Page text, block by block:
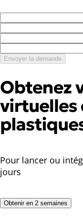
Envoyer la demande
Obtenez
virtuelles
Pour lancer ou
jours
Obtenir en 2 semaines